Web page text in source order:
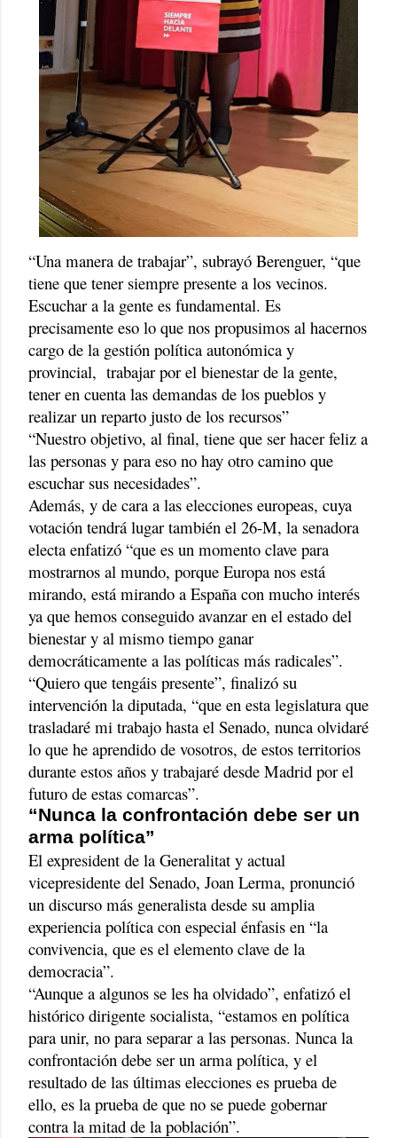
“Una manera de trabajar”, subrayó Berenguer, “que
tiene que tener siempre presente a los vecinos.
Escuchar a la gente es fundamental. Es
precisamente eso lo que nos propusimos al hacernos
cargo de la gestión política autonómica y
provincial, trabajar por el bienestar de la gente,
tener en cuenta las demandas de los pueblos y
realizar un reparto justo de los recursos”
“Nuestro objetivo, al final, tiene que ser hacer feliz a
las personas y para eso no hay otro camino que
escuchar sus necesidades”.
Además, y de cara a las elecciones europeas, cuya
votación tendrá lugar también el 26-M, la senadora
electa enfatizó “que es un momento clave para
mostrarnos al mundo, porque Europa nos está
mirando, está mirando a España con mucho interés
ya que hemos conseguido avanzar en el estado del
bienestar y al mismo tiempo ganar
democráticamente a las políticas más radicales”.
“Quiero que tengáis presente”, finalizó su
intervención la diputada, “que en esta legislatura que
trasladaré mi trabajo hasta el Senado, nunca olvidaré
lo que he aprendido de vosotros, de estos territorios
durante estos años y trabajaré desde Madrid por el
futuro de estas comarcas”.
“Nunca la confrontación debe ser un
arma política”
El expresident de la Generalitat y actual
vicepresidente del Senado, Joan Lerma, pronunció
un discurso más generalista desde su amplia
experiencia política con especial énfasis en “la
convivencia, que es el elemento clave de la
democracia”.
“Aunque a algunos se les ha olvidado”, enfatizó el
histórico dirigente socialista, “estamos en política
para unir, no para separar a las personas. Nunca la
confrontación debe ser un arma política, y el
resultado de las últimas elecciones es prueba de
ello, es la prueba de que no se puede gobernar
contra la mitad de la población”.